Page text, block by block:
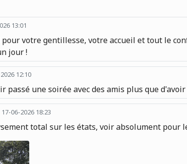
13:01
votre gentillesse, votre accueil et tout le
jour !
12:10
passé une soirée avec des amis plus que
17-06-2026 18:23
total sur les états, voir absolument pour